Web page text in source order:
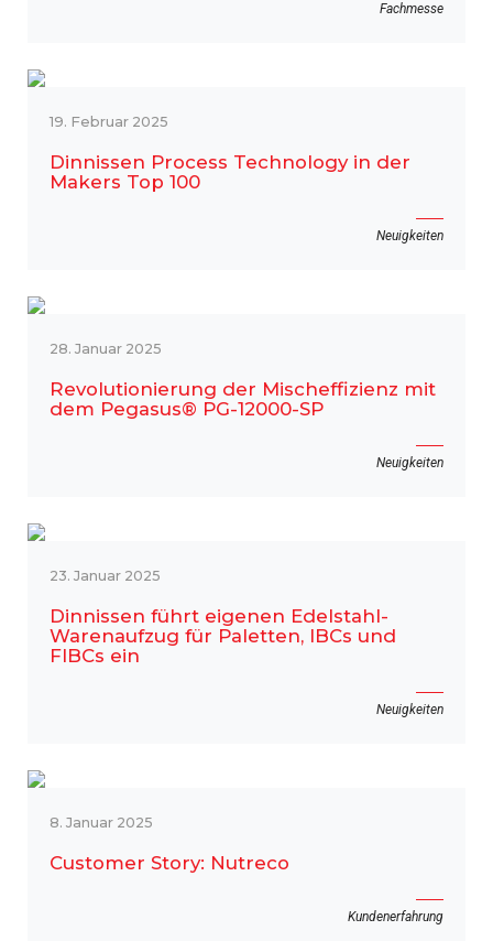
Fachmesse
19. Februar 2025
Dinnissen Process Technology in der
Makers Top 100
Neuigkeiten
28. Januar 2025
Revolutionierung der Mischeffizienz mit
dem Pegasus® PG-12000-SP
Neuigkeiten
23. Januar 2025
Dinnissen führt eigenen Edelstahl-
Warenaufzug für Paletten, IBCs und
FIBCs ein
Neuigkeiten
8. Januar 2025
Customer Story: Nutreco
Kundenerfahrung